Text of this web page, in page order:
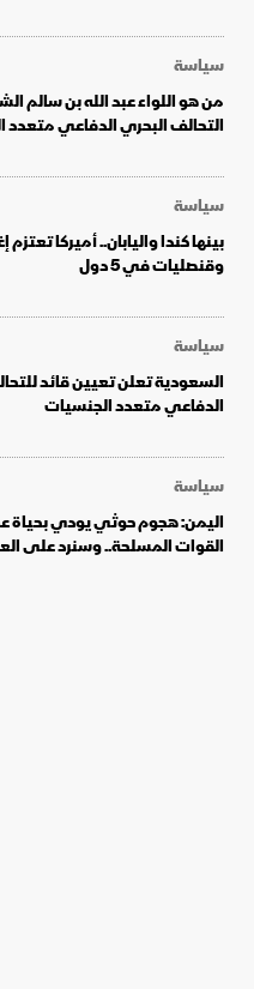
سياسة
من هو اللواء عبد الله بن سالم
التحالف البحري الدفاعي
سياسة
بينها كندا واليابان.. أميركا
وقنصليات في 5 دول
سياسة
السعودية تعلن تعيين قائد
الدفاعي متعدد الجنسيات
سياسة
اليمن: هجوم حوثي يودي بحياة
القوات المسلحة.. وسنرد على